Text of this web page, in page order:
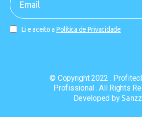
Li e aceito a Política de Privacidade
© Copyright 2022 .
Profissional . All Rights
Developed by